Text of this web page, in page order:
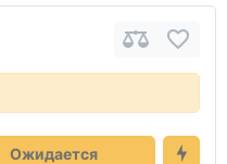
Ожидается